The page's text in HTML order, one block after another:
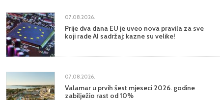
07.08.2026.
Prije dva dana EU je uveo nova pravila za sve
koji rade AI sadržaj: kazne su velike!
07.08.2026.
Valamar u prvih šest mjeseci 2026. godine
zabilježio rast od 10%